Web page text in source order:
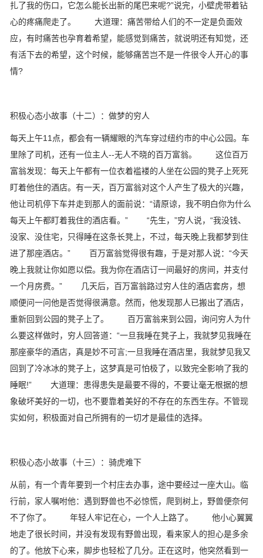
扎了我的伤口，它怎么能长出新的尾巴来呢?”说完，小壁虎带着钻
心的疼痛爬走了。 大道理：痛苦带给人们的不一定是负面效
应，有时痛苦也孕育着希望，能感觉到痛苦，就说明还有知觉，还
有活下去的希望，这个时候，能够痛苦岂不是一件很令人开心的事
情?
积极心态小故事（十二）：做梦的穷人
每天上午11点，都会有一辆耀眼的汽车穿过纽约市的中心公园。车
里除了司机，还有一位主人--无人不晓的百万富翁。 这位百万
富翁发现：每天上午都有一位衣着褴褛的人坐在公园的凳子上死死
盯着他住的酒店。有一天，百万富翁对这个人产生了极大的兴趣，
他让司机停下车并走到那人的面前说：“请原谅，我不明白你为什么
每天上午都盯着我住的酒店看。” “先生，”穷人说，“我没钱、
没家、没住宅，只得睡在这条长凳上，不过，每天晚上我都梦到住
进了那座酒店。” 百万富翁觉得很有趣，于是对那人说：“今天
晚上我就让你如愿以偿。我为你在酒店订一间最好的房间，并支付
一个月房费。” 几天后，百万富翁路过穷人住的酒店套房，想
顺便问一问他是否觉得很满意。然而，他发现那人已搬出了酒店，
重新回到公园的凳子上了。 百万富翁来到公园，询问穷人为什
么要这样做时，穷人回答道：“一旦我睡在凳子上，我就梦见我睡在
那座豪华的酒店，真是妙不可言;一旦我睡在酒店里，我就梦见我又
回到了冷冰冰的凳子上，这梦真是可怕极了，以致完全影响了我的
睡眠!” 大道理：患得患失是最要不得的，不要让毫无根据的想
象破坏美好的一切，也不要靠着美好的不存在的东西生存。不管现
实如何，积极面对自己所拥有的一切才是最佳的选择。
积极心态小故事（十三）：骑虎难下
从前，有一个青年要到一个村庄去办事，途中要经过一座大山。临
行前，家人嘱咐他：遇到野兽也不必惊慌，爬到树上，野兽便奈何
不了你了。 年轻人牢记在心，一个人上路了。 他小心翼翼
地走了很长时间，并没有发现有野兽出现，看来家人的担心是多余
的了。他放下心来，脚步也轻松了几分。正在这时，他突然看到一